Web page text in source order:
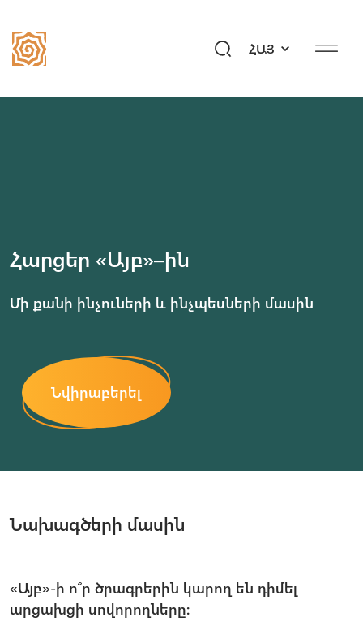
ՀԱՅ
Մեր պատմությունը
Հարցեր «Այբ»–ին
Մի քանի ինչուների և ինչպեսների մասին
Նվիրաբերել
Նախագծերի մասին
«Այբ»-ի ո՞ր ծրագրերին կարող են դիմել
արցախցի սովորողները։